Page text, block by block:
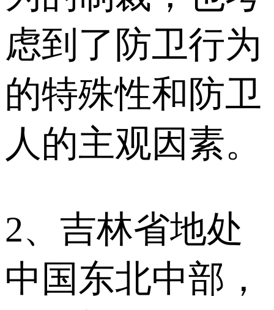
虑到了防卫行为
的特殊性和防卫
人的主观因素。
2、吉林省地处
中国东北中部，